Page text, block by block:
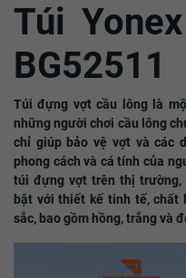
Túi
BG52511
Túi đựng vợt cầu lông là
những người chơi cầu lông
chỉ giúp bảo vệ vợt và các
phong cách và cá tính của
túi đựng vợt trên thị trường,
bật với thiết kế tinh tế, chất
sắc, bao gồm hồng, trắng và